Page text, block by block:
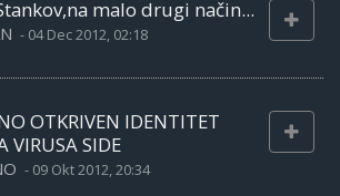
malo drugi način...
- 04 Dec 2012, 02:18
OTKRIVEN IDENTITET
VIRUSA SIDE
- 09 Okt 2012, 20:34